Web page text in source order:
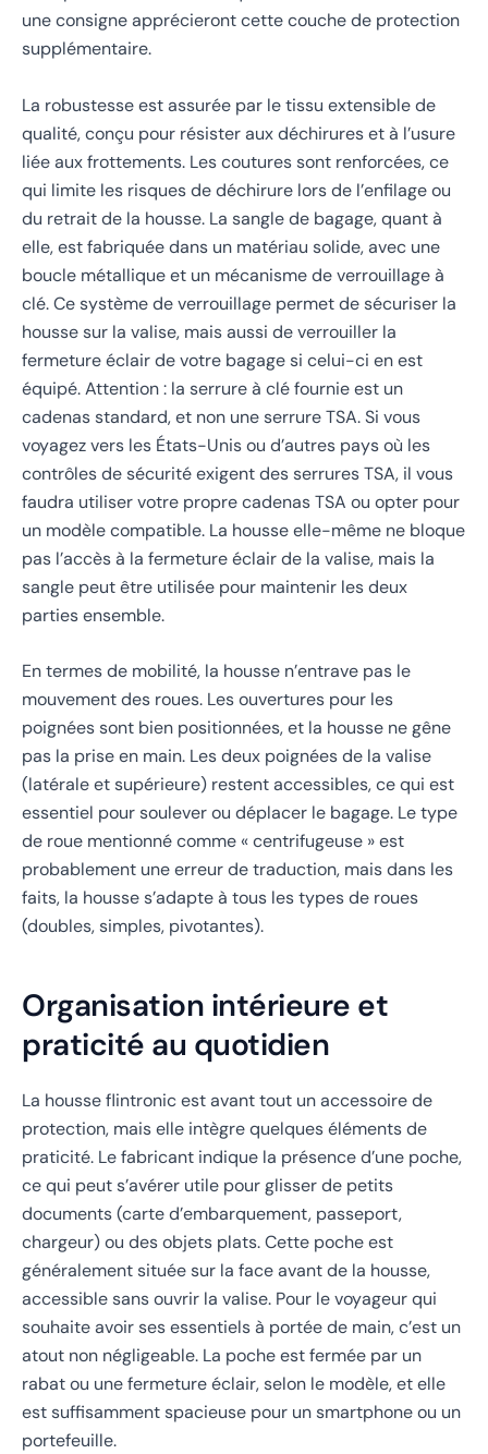
une consigne apprécieront cette couche de protection
supplémentaire.
La robustesse est assurée par le tissu extensible de
qualité, conçu pour résister aux déchirures et à l’usure
liée aux frottements. Les coutures sont renforcées, ce
qui limite les risques de déchirure lors de l’enfilage ou
du retrait de la housse. La sangle de bagage, quant à
elle, est fabriquée dans un matériau solide, avec une
boucle métallique et un mécanisme de verrouillage à
clé. Ce système de verrouillage permet de sécuriser la
housse sur la valise, mais aussi de verrouiller la
fermeture éclair de votre bagage si celui-ci en est
équipé. Attention : la serrure à clé fournie est un
cadenas standard, et non une serrure TSA. Si vous
voyagez vers les États-Unis ou d’autres pays où les
contrôles de sécurité exigent des serrures TSA, il vous
faudra utiliser votre propre cadenas TSA ou opter pour
un modèle compatible. La housse elle-même ne bloque
pas l’accès à la fermeture éclair de la valise, mais la
sangle peut être utilisée pour maintenir les deux
parties ensemble.
En termes de mobilité, la housse n’entrave pas le
mouvement des roues. Les ouvertures pour les
poignées sont bien positionnées, et la housse ne gêne
pas la prise en main. Les deux poignées de la valise
(latérale et supérieure) restent accessibles, ce qui est
essentiel pour soulever ou déplacer le bagage. Le type
de roue mentionné comme « centrifugeuse » est
probablement une erreur de traduction, mais dans les
faits, la housse s’adapte à tous les types de roues
(doubles, simples, pivotantes).
Organisation intérieure et
praticité au quotidien
La housse flintronic est avant tout un accessoire de
protection, mais elle intègre quelques éléments de
praticité. Le fabricant indique la présence d’une poche,
ce qui peut s’avérer utile pour glisser de petits
documents (carte d’embarquement, passeport,
chargeur) ou des objets plats. Cette poche est
généralement située sur la face avant de la housse,
accessible sans ouvrir la valise. Pour le voyageur qui
souhaite avoir ses essentiels à portée de main, c’est un
atout non négligeable. La poche est fermée par un
rabat ou une fermeture éclair, selon le modèle, et elle
est suffisamment spacieuse pour un smartphone ou un
portefeuille.